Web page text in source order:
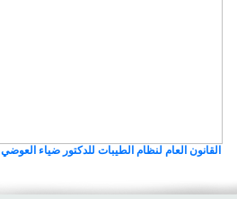
القانون العام لنظام الطيبات للدكتور ضياء العوضي